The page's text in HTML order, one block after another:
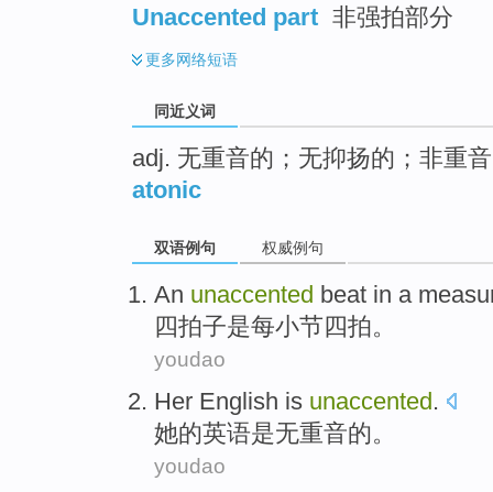
Unaccented part 非强拍部分
更多网络短语
同近义词
adj. 无重音的；无抑扬的；非重
atonic
双语例句 权威例句
An unaccented beat in a
四拍子是每小节四拍。
youdao
Her English is unaccented .
她的英语是无重音的。
youdao